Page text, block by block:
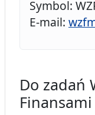
Symbol:
E-mail:
Do zadań